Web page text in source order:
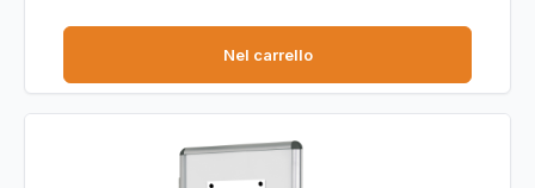
Nel carrello